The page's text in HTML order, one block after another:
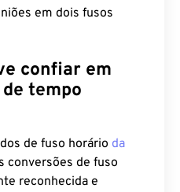
em dois fusos
confiar em
tempo
de fuso horário da
conversões de fuso
reconhecida e